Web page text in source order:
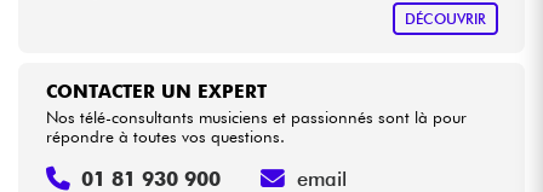
DÉCOUVRIR
CONTACTER UN EXPERT
Nos télé-consultants musiciens et passionnés sont là pour
répondre à toutes vos questions.
01 81 930 900 email